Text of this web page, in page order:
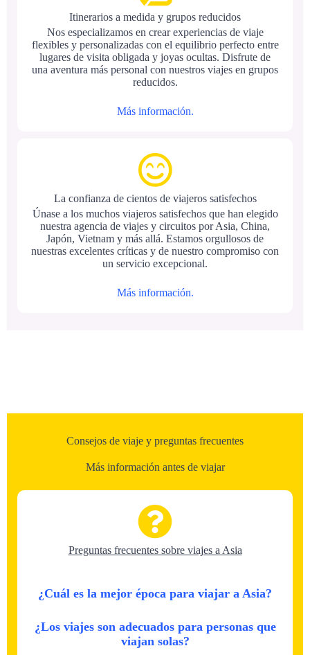
Itinerarios a medida y grupos reducidos
Nos especializamos en crear experiencias de viaje
flexibles y personalizadas con el equilibrio perfecto entre
lugares de visita obligada y joyas ocultas. Disfrute de
una aventura más personal con nuestros viajes en grupos
reducidos.
Más información.
La confianza de cientos de viajeros satisfechos
Únase a los muchos viajeros satisfechos que han elegido
nuestra agencia de viajes y circuitos por Asia, China,
Japón, Vietnam y más allá. Estamos orgullosos de
nuestras excelentes críticas y de nuestro compromiso con
un servicio excepcional.
Más información.
Consejos de viaje y preguntas frecuentes
Más información antes de viajar
Preguntas frecuentes sobre viajes a Asia
¿Cuál es la mejor época para viajar a Asia?
¿Los viajes son adecuados para personas que
viajan solas?